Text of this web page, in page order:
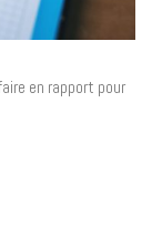
en rapport pour